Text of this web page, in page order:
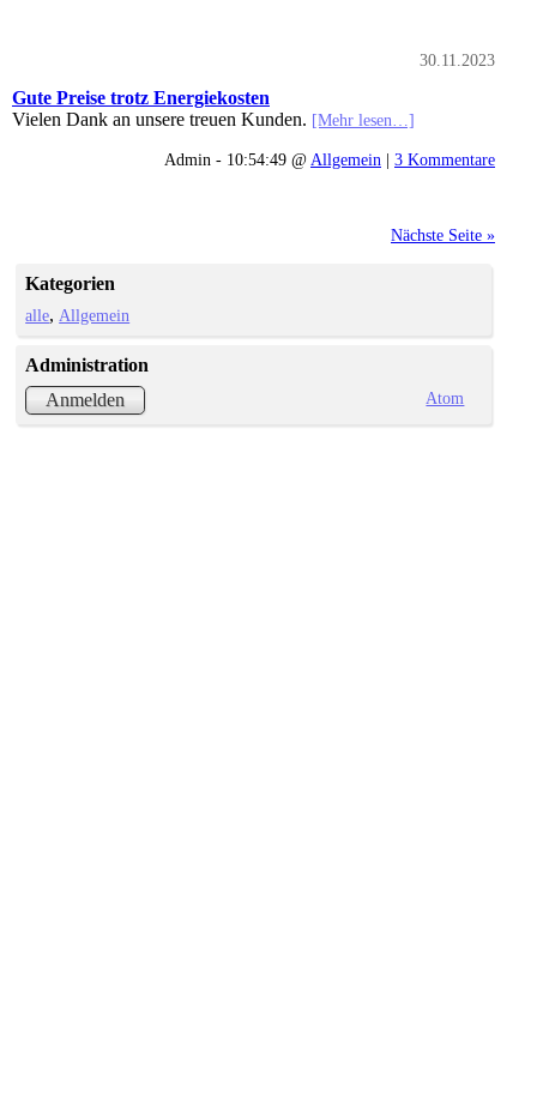
30.11.2023
Gute Preise trotz Energiekosten
Vielen Dank an unsere treuen Kunden. [Mehr lesen…]
Admin - 10:54:49 @ Allgemein | 3 Kommentare
Nächste Seite »
Kategorien
alle Allgemein
Administration
Anmelden
Atom